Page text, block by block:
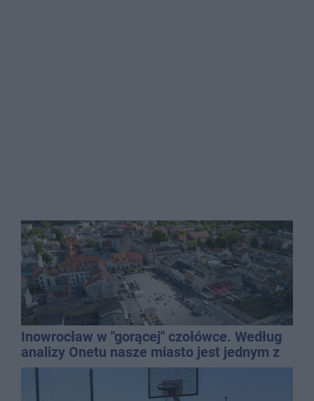
Inowrocław w "gorącej" czołówce. Według
analizy Onetu nasze miasto jest jednym z
najbardziej narażonych na upały